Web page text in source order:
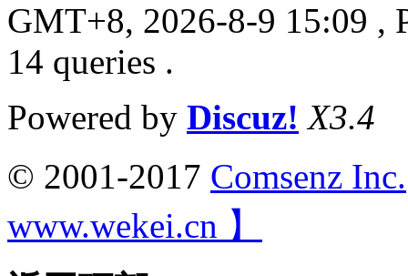
GMT+8, 2026-8-9 15:09 ,
14 queries .
Powered by Discuz! X3.4
© 2001-2017 Comsenz Inc.
www.wekei.cn 】